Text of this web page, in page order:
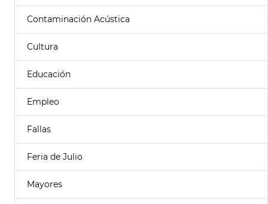
Contaminación Acústica
Cultura
Educación
Empleo
Fallas
Feria de Julio
Mayores